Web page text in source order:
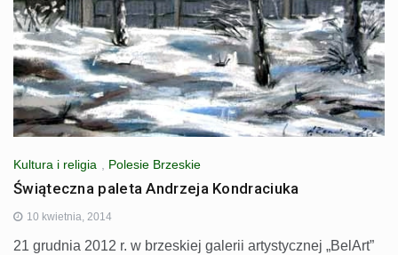
Kultura i religia , Polesie Brzeskie
Świąteczna paleta Andrzeja Kondraciuka
10 kwietnia, 2014
21 grudnia 2012 r. w brzeskiej galerii artystycznej „BelArt”